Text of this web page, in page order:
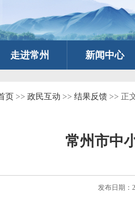
走进常州 新闻中心
页>> 政民互动 >> 结果反馈>> 正
常州市中
发布日期：